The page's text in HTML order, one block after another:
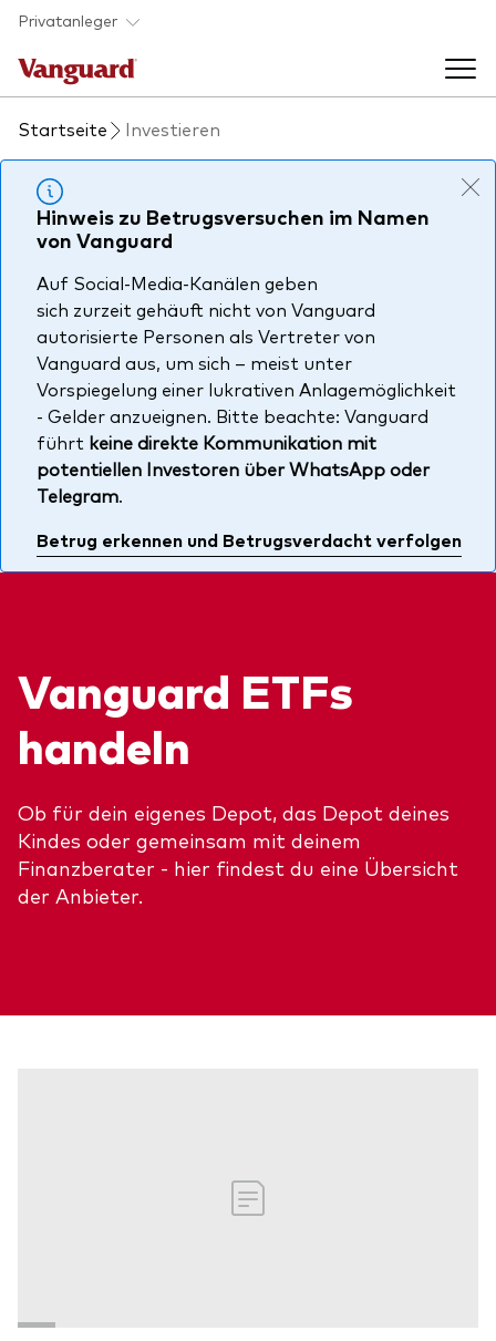
Skip to main content
Privatanleger
Indexfonds & ETFs
Back to main menu
Produkte handeln
Anbieterliste
Produkte im Überblick
Produktliste
Fondsdokumente
ETFs
Anleihen
Multi-Asset
Im Fokus
Welt-ETFs
Länder-ETFs
Wissen
Back to main menu
Aktuelles
ETF-Wissen
Unsere Anlageprinzipien
Veranstaltungen
Über uns
Back to main menu
Unsere Mission
Jetzt investieren
Startseite Investieren
Hinweis zu Betrugsversuchen im Namen
von Vanguard
Auf Social-Media-Kanälen geben
sich zurzeit gehäuft nicht von Vanguard
autorisierte Personen als Vertreter von
Vanguard aus, um sich – meist unter
Vorspiegelung einer lukrativen Anlagemöglichkeit
- Gelder anzueignen. Bitte beachte: Vanguard
führt keine direkte Kommunikation mit
potentiellen Investoren über WhatsApp oder
Telegram.
Betrug erkennen und Betrugsverdacht verfolgen
Vanguard ETFs
handeln
Ob für dein eigenes Depot, das Depot deines
Kindes oder gemeinsam mit deinem
Finanzberater - hier findest du eine Übersicht
der Anbieter.